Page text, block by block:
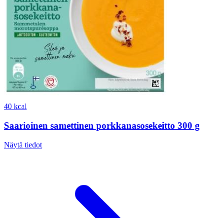
40 kcal
Saarioinen samettinen porkkanasosekeitto 300 g
Näytä tiedot